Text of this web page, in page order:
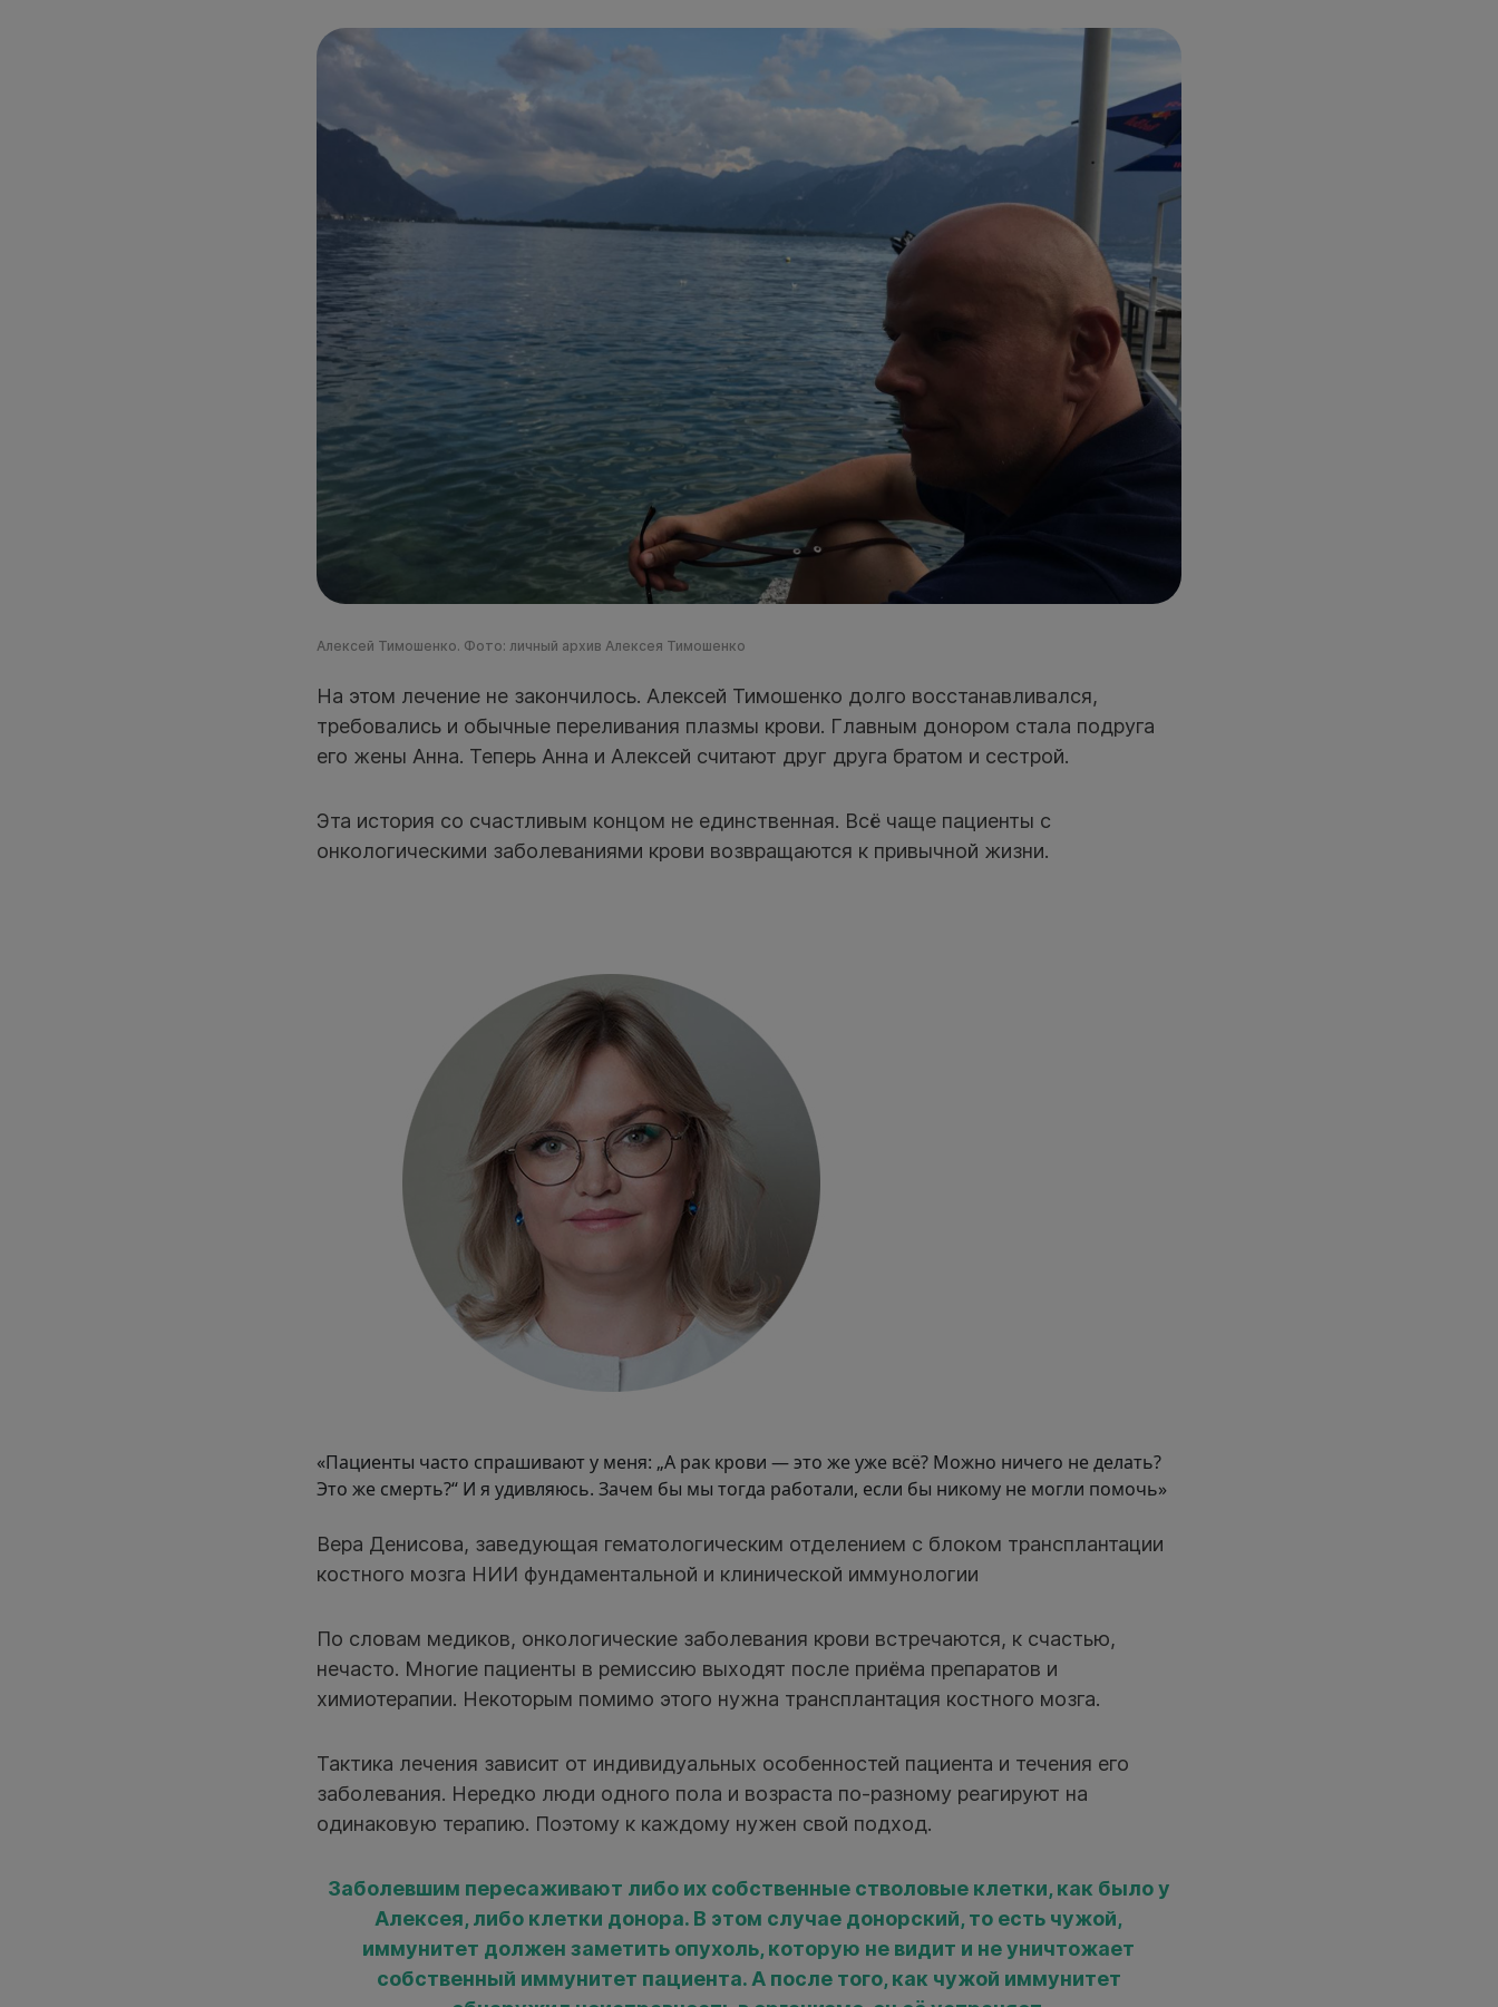
Алексей Тимошенко. Фото: личный архив Алексея Тимошенко
На этом лечение не закончилось. Алексей Тимошенко долго восстанавливался,
требовались и обычные переливания плазмы крови. Главным донором стала подруга
его жены Анна. Теперь Анна и Алексей считают друг друга братом и сестрой.
Эта история со счастливым концом не единственная. Всё чаще пациенты с
онкологическими заболеваниями крови возвращаются к привычной жизни.
«Пациенты часто спрашивают у меня: „А рак крови — это же уже всё? Можно ничего не делать?
Это же смерть?“ И я удивляюсь. Зачем бы мы тогда работали, если бы никому не могли помочь»
Вера Денисова, заведующая гематологическим отделением с блоком трансплантации
костного мозга НИИ фундаментальной и клинической иммунологии
По словам медиков, онкологические заболевания крови встречаются, к счастью,
нечасто. Многие пациенты в ремиссию выходят после приёма препаратов и
химиотерапии. Некоторым помимо этого нужна трансплантация костного мозга.
Тактика лечения зависит от индивидуальных особенностей пациента и течения его
заболевания. Нередко люди одного пола и возраста по-разному реагируют на
одинаковую терапию. Поэтому к каждому нужен свой подход.
Заболевшим пересаживают либо их собственные стволовые клетки, как было у
Алексея, либо клетки донора. В этом случае донорский, то есть чужой,
иммунитет должен заметить опухоль, которую не видит и не уничтожает
собственный иммунитет пациента. А после того, как чужой иммунитет